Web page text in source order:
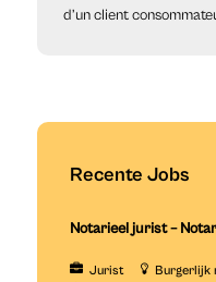
d’un client
Recente Jobs
Notarieel jurist –
Jurist Burgerlijk